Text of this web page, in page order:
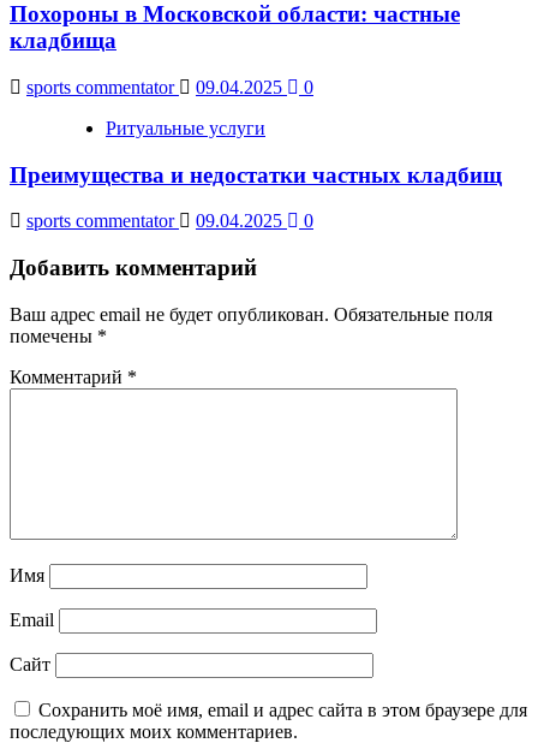
Похороны в Московской области: частные
кладбища
sports commentator 09.04.2025
0
Ритуальные услуги
Преимущества и недостатки частных кладбищ
sports commentator 09.04.2025 0
Добавить комментарий
Ваш адрес email не будет опубликован. Обязательные поля
помечены *
Комментарий *
Имя
Email
Сайт
Сохранить моё имя, email и адрес сайта в этом браузере для
последующих моих комментариев.